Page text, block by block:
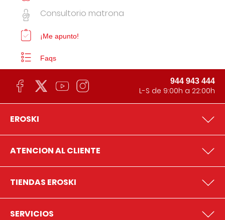
Consultorio matrona
¡Me apunto!
Faqs
944 943 444
L-S de 9:00h a 22:00h
EROSKI
ATENCION AL CLIENTE
TIENDAS EROSKI
SERVICIOS